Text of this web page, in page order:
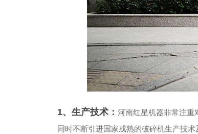
1、生产技术： 河南红星机器非常注重
同时不断引进国家成熟的破碎机生产技